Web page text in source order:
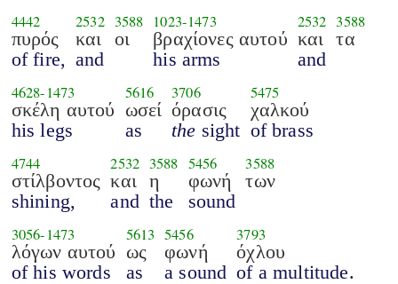
4442
πυρός
of fire,
2532
και
and
3588
οι
1023-1473
βραχίονες αυτού
his arms
2532
και
and
3588
τα
4628-1473
σκέλη αυτού
his legs
5616
ωσεί
as
3706
όρασις
the sight
5475
χαλκού
of brass
4744
στίλβοντος
shining,
2532
και
and
3588
η
the
5456
φωνή
sound
3588
των
3056-1473
λόγων αυτού
of his words
5613
ως
as
5456
φωνή
a sound
3793
όχλου
of a multitude.